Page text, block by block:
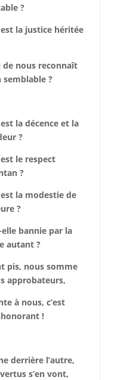
?
la justice héritée
de nous reconnaît
semblable ?
la décence et la
?
le respect
?
la modestie de
?
elle bannie par la
autant ?
pis, nous somme
approbateurs,
à nous, c’est
!
derrière l’autre,
s’en vont,